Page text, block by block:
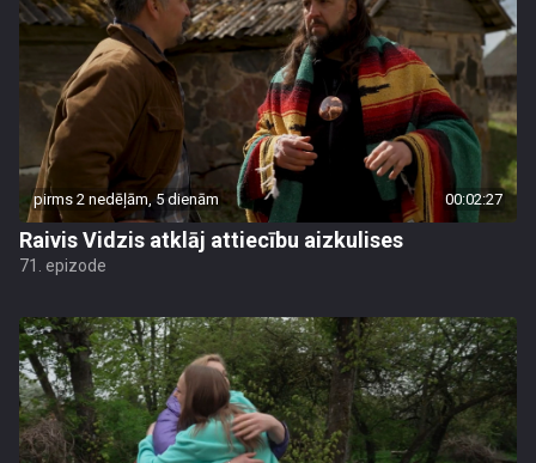
pirms 2 nedēļām, 5 dienām 00:02:27
Raivis Vidzis atklāj attiecību aizkulises
71. epizode